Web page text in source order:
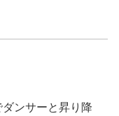
ンサーと昇り降